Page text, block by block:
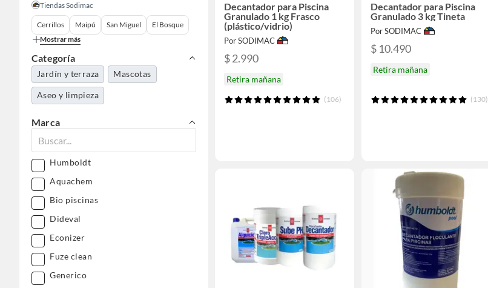
Tiendas Sodimac
Cerrillos Maipú San Miguel
El Bosque
Mostrar más
Categoría
Jardín y terraza Mascotas
Aseo y limpieza
Marca
Humboldt
Aquachem
Bio piscinas
Dideval
Econizer
Fuze clean
Generico
Decantador para Piscina
Granulado 1 kg Frasco
(plástico/vidrio)
Por SODIMAC
$ 2.990
Retira mañana
(106)
Decantador para Piscina
Granulado 3 kg Tineta
Por SODIMAC
$ 10.490
Retira mañana
(130)